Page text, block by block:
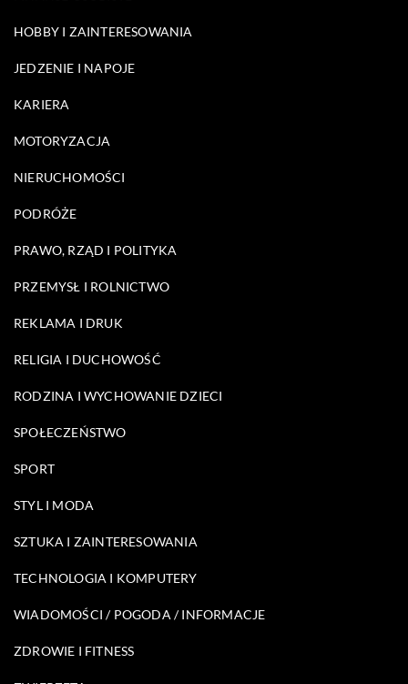
HOBBY I ZAINTERESOWANIA
JEDZENIE I NAPOJE
KARIERA
MOTORYZACJA
NIERUCHOMOŚCI
PODRÓŻE
PRAWO, RZĄD I POLITYKA
PRZEMYSŁ I ROLNICTWO
REKLAMA I DRUK
RELIGIA I DUCHOWOŚĆ
RODZINA I WYCHOWANIE DZIECI
SPOŁECZEŃSTWO
SPORT
STYL I MODA
SZTUKA I ZAINTERESOWANIA
TECHNOLOGIA I KOMPUTERY
WIADOMOŚCI / POGODA / INFORMACJE
ZDROWIE I FITNESS